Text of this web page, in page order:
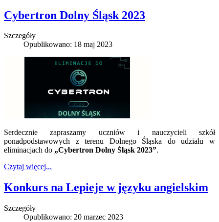
Cybertron Dolny Śląsk 2023
Szczegóły
Opublikowano: 18 maj 2023
Serdecznie zapraszamy uczniów i nauczycieli szkół
ponadpodstawowych z terenu Dolnego Śląska do udziału w
eliminacjach do „Cybertron Dolny Śląsk 2023”.
Czytaj więcej...
Konkurs na Lepieje w języku angielskim
Szczegóły
Opublikowano: 20 marzec 2023